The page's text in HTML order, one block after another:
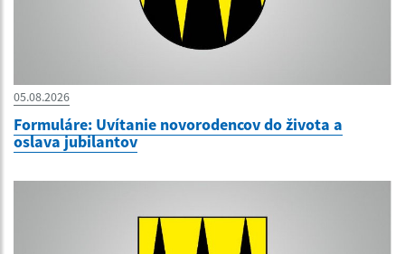
05.08.2026
Formuláre: Uvítanie novorodencov do života a
oslava jubilantov